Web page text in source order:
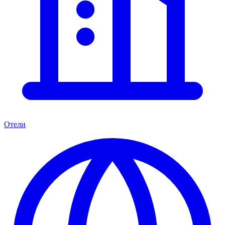
Отели